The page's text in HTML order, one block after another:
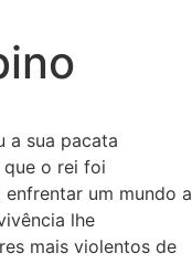
a sua pacata
o rei foi
um mundo a
lhe
mais violentos de